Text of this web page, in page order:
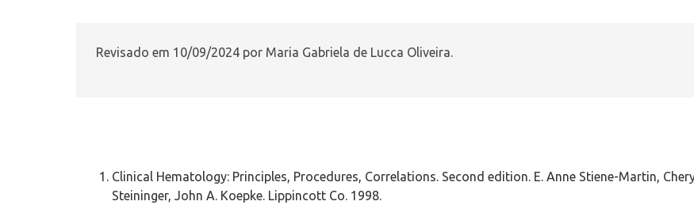
Revisado em 10/09/2024 por Maria Gabriela de Lucca Oliveira.
Clinical Hematology: Principles, Procedures, Correlations. Second edition. E. Anne Stiene-Martin,
Steininger, John A. Koepke. Lippincott Co. 1998.